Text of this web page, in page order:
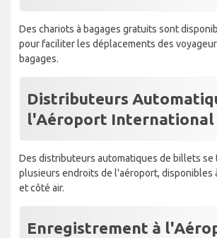
Des chariots à bagages gratuits sont
pour faciliter les déplacements des
bagages.
Distributeurs
l'Aéroport International
Des distributeurs automatiques de billets se
plusieurs endroits de l'aéroport, disponibles
et côté air.
Enregistrement à